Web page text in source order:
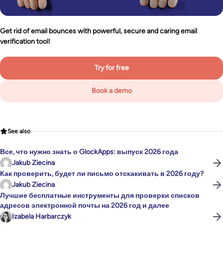
Get rid of email bounces with powerful, secure and caring email
verification tool!
Try for free
Book a demo
See also
Все, что нужно знать о GlockApps: выпуск 2026 года
Jakub Ziecina
Как проверить, будет ли письмо отскакивать в 2026 году?
Jakub Ziecina
Лучшие бесплатные инструменты для проверки списков
адресов электронной почты на 2026 год и далее
Izabela Harbarczyk